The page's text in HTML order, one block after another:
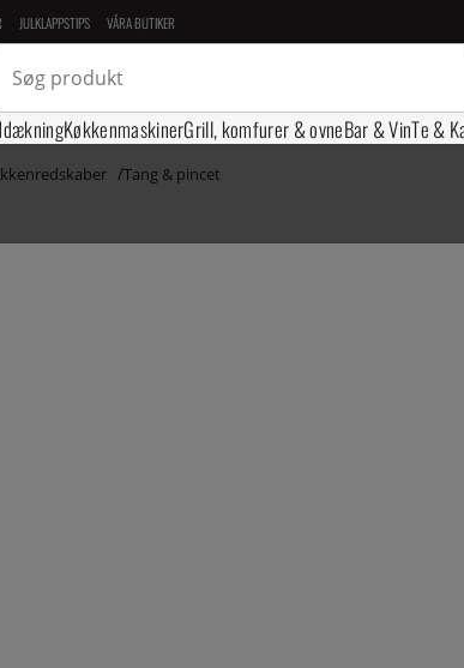
JULKLAPPSTIPS VÅRA BUTIKER
KøkkenmaskinerGrill, komfurer & ovneBar & VinTe &
Tang & pincet